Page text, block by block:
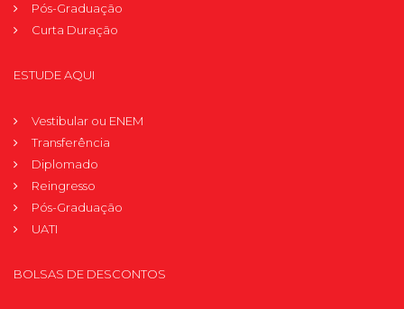
Pós-Graduação
Curta Duração
ESTUDE AQUI
Vestibular ou ENEM
Transferência
Diplomado
Reingresso
Pós-Graduação
UATI
BOLSAS DE DESCONTOS